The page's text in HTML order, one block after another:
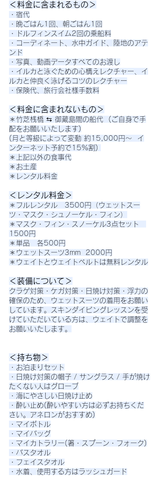
＜料金に含まれるもの＞
・宿代
・晩ごはん1回、朝ごはん1回
・ドルフィンスイム2回の乗船料
・コーディネート、水中ガイド、陸地のアテ
ンド
・写真、動画データすべてのお渡し
・イルカと泳ぐための心構えレクチャー、イ
ルカと仲良く泳げるコツのレクチャー
・保険代、旅行会社様手数料
＜料金に含まれないもの＞
＊竹芝桟橋 ⇆ 御蔵島間の船代  (ご自身で手
配をお願いいたします)
(月と等級によって変動 約15,000円〜  イ
ンターネット予約で15%割)
＊上記以外の食事代
＊お土産
＊レンタル料金
＜レンタル料金＞
＊フルレンタル　3500円（ウェットスー
ツ・マスク・シュノーケル・フィン）
＊マスク・フィン・スノーケル3点セット
1500円
＊単品　各500円
＊ウェットスーツ3mm  2000円
＊ウェイトとウェイトベルトは無料レンタル
＜装備について＞
クラゲ対策・ケガ対策・日焼け対策・浮力の
確保のため、ウェットスーツの着用をお願い
しています。スキンダイビングレッスンを受
けていただいている方は、ウェイトで調整を
お願いいたします。
＜持ち物＞
・お泊まりセット
・日焼け対策の帽子 / サングラス / 手が焼け
たくない人はグローブ
・海にやさしい日焼け止め
・酔い止め(酔いやすい方は必ずお持ちくだ
さい。アネロンがおすすめ)
・マイボトル
・マイバッグ
・マイカトラリー(箸・スプーン・フォーク)
・バスタオル
・フェイスタオル
・水着、使用する方はラッシュガード